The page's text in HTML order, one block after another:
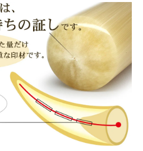
ます。
い点のように見える芯があり、芯が小さく
響が小さく、中心近くを通っているほど歪
のため、印鑑の中央をまっすぐ小さな芯が
品質な牛角の印鑑といえます。購入する際
選びたいですね。
材はひび割れしやすく、耐久性が低くなっ
使われるのは芯持ちばかりですが、お店
が使われている場合もあります。 品質に
で、実印などの重要な印鑑を注文する際